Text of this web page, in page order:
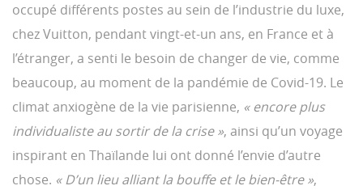
occupé différents postes au sein de l’industrie du luxe,
chez Vuitton, pendant vingt-et-un ans, en France et à
l’étranger, a senti le besoin de changer de vie, comme
beaucoup, au moment de la pandémie de Covid-19. Le
climat anxiogène de la vie parisienne, « encore plus
individualiste au sortir de la crise », ainsi qu’un voyage
inspirant en Thaïlande lui ont donné l’envie d’autre
chose. « D’un lieu alliant la bouffe et le bien-être »,